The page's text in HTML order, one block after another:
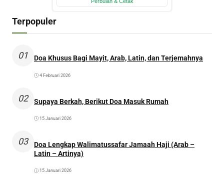
Terpopuler
01 Doa Khusus Bagi Mayit, Arab, Latin, dan Terjemahnya
4 Februari 2026
02 Supaya Berkah, Berikut Doa Masuk Rumah
15 Januari 2026
03
Doa Lengkap Walimatussafar Jamaah Haji (Arab –
Latin – Artinya)
15 Januari 2026